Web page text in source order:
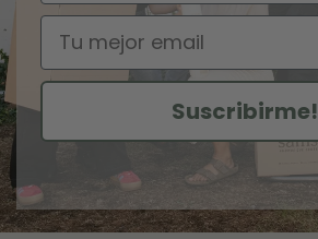
Email
Suscribirme!